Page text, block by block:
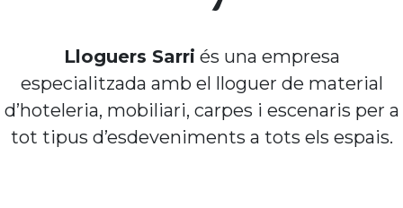
Lloguers Sarri és una empresa
especialitzada amb el lloguer de material
d’hoteleria, mobiliari, carpes i escenaris per a
tot tipus d’esdeveniments a tots els espais.